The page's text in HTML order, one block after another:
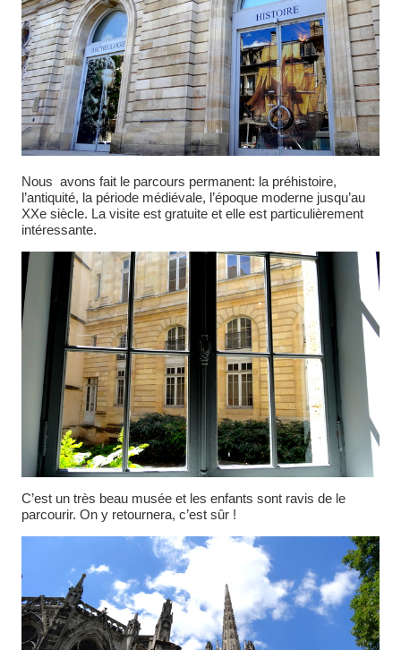
Nous avons fait le parcours permanent: la préhistoire,
l’antiquité, la période médiévale, l’époque moderne jusqu’au
XXe siècle. La visite est gratuite et elle est particulièrement
intéressante.
C’est un très beau musée et les enfants sont ravis de le
parcourir. On y retournera, c’est sûr !